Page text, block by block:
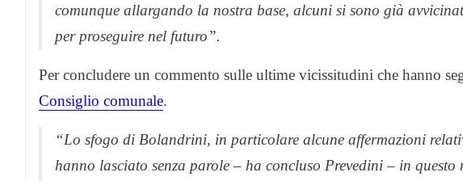
comunque allargando la nostra base, alcuni si sono già
per proseguire nel futuro”.
Per concludere un commento sulle ultime vicissitudini che hanno
Consiglio comunale.
“Lo sfogo di Bolandrini, in particolare alcune affermazioni
hanno lasciato senza parole – ha concluso Prevedini – in